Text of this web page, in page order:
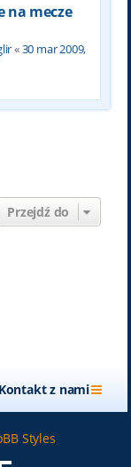
na mecze
«30 mar 2009,
Przejdź do
Kontakt z nami
Styles